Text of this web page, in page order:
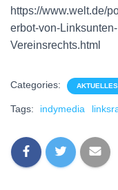
https://www.welt.de/
erbot-von-
Vereinsrechts.html
Categories: AKTUELLES
Tags: indymedia